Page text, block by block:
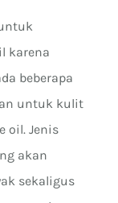
karena
beberapa
untuk kulit
oil. Jenis
akan
sekaligus